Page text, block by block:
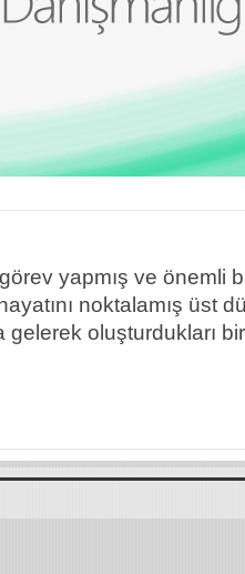
yapmış ve önemli
noktalamış üst
gelerek oluşturdukları